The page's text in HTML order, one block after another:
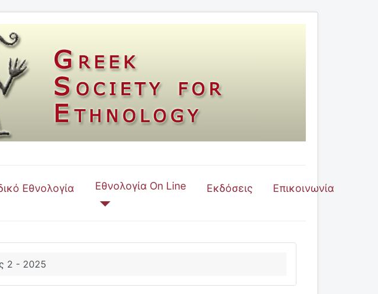
Εθνολογία Εθνολογία On Line Εκδόσεις Επικοινωνία
2 - 2025